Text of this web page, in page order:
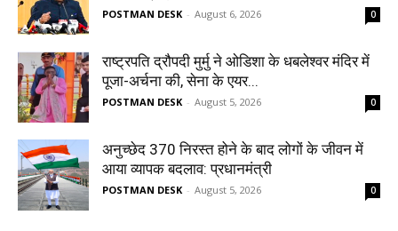
POSTMAN DESK - August 6, 2026 0
राष्ट्रपति द्रौपदी मुर्मु ने ओडिशा के धबलेश्वर मंदिर में
पूजा-अर्चना की, सेना के एयर...
POSTMAN DESK - August 5, 2026 0
अनुच्छेद 370 निरस्त होने के बाद लोगों के जीवन में
आया व्यापक बदलाव: प्रधानमंत्री
POSTMAN DESK - August 5, 2026 0